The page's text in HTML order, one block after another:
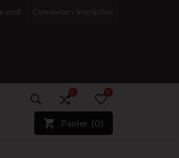
mail Connexion / Inscription
0
)*}
0
Panier (0)